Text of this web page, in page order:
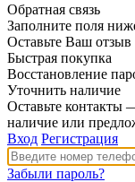
Обратная связь
Заполните поля
Оставьте Ваш отзыв
Быстрая покупка
Восстановление
Уточнить наличие
Оставьте контакты
наличие или
Вход Регистрация
Забыли пароль?